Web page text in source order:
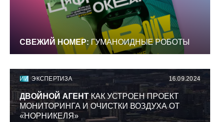
СВЕЖИЙ НОМЕР: ГУМАНОИДНЫЕ РОБОТЫ
ИИ ЭКСПЕРТИЗА 16.09.2024
ДВОЙНОЙ АГЕНТКАК УСТРОЕН ПРОЕКТ
МОНИТОРИНГА И ОЧИСТКИ ВОЗДУХА ОТ
«НОРНИКЕЛЯ»